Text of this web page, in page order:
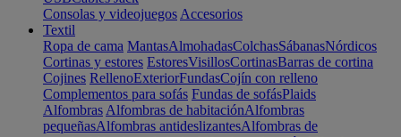
Consolas y videojuegos Accesorios
Textil
Ropa de cama MantasAlmohadasColchasSábanasNórdicos
Cortinas y estores EstoresVisillosCortinasBarras de cortina
Cojines RellenoExteriorFundasCojín con relleno
Complementos para sofás Fundas de sofásPlaids
Alfombras Alfombras de habitaciónAlfombras
pequeñasAlfombras antideslizantesAlfombras de